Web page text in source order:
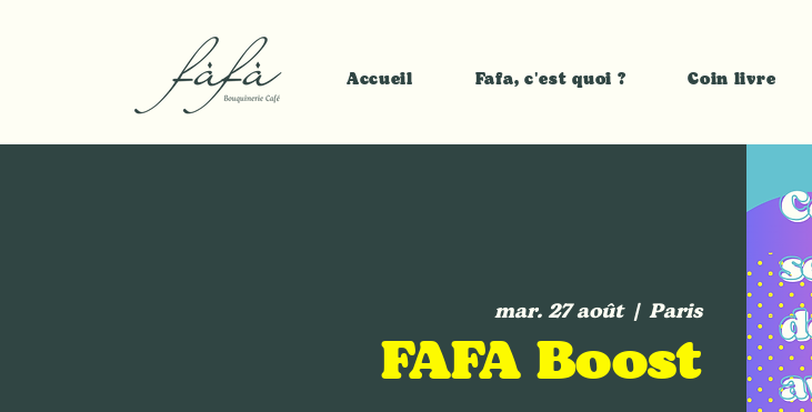
Accueil Fafa, c'est quoi ? Coin livre
mar. 27 août
  |
Paris
FAFA Boost